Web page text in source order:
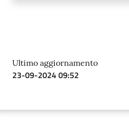
Accedi
Ultimo aggiornamento
23-09-2024 09:52